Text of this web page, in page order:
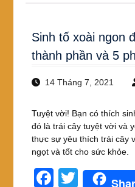
Sinh tố xoài ngon
thành phần và 5
14 Tháng 7, 2021
Tuyệt vời! Bạn có thích
đó là trái cây tuyệt vời và
thực sự yêu thích trái cây
ngọt và tốt cho sức khỏe.
F
T